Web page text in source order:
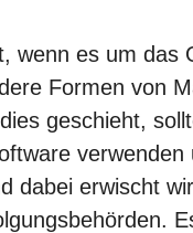
wenn es um das
Formen von
geschieht,
dabei erwischt